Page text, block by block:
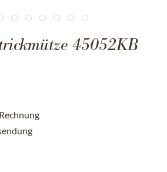
45052KB